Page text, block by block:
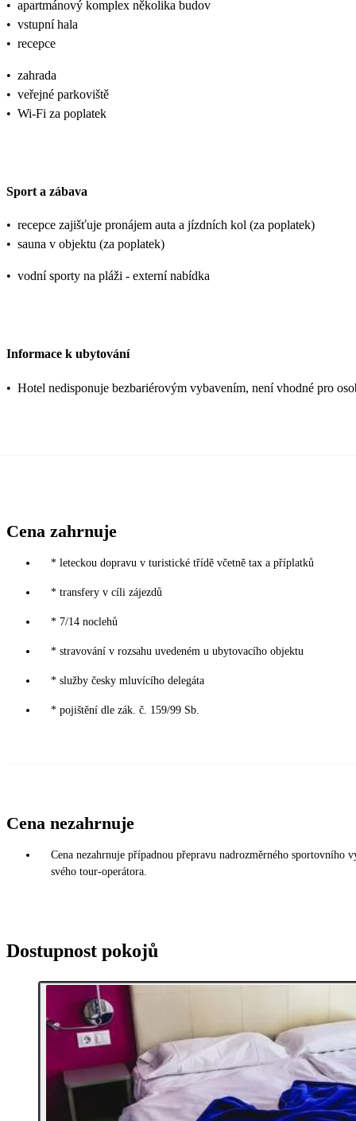
• apartmánový komplex několika budov
• vstupní hala
• recepce
• zahrada
• veřejné parkoviště
• Wi-Fi za poplatek
Sport a zábava
• recepce zajišťuje pronájem auta a jízdních kol (za poplatek)
• sauna v objektu (za poplatek)
• vodní sporty na pláži - externí nabídka
Informace k ubytování
• Hotel nedisponuje bezbariérovým vybavením, není vhodné pro
Cena zahrnuje
* leteckou dopravu v turistické třídě včetně tax a příplatků
* transfery v cíli zájezdů
* 7/14 noclehů
* stravování v rozsahu uvedeném u ubytovacího objektu
* služby česky mluvícího delegáta
* pojištění dle zák. č. 159/99 Sb.
Cena nezahrnuje
Cena nezahrnuje případnou přepravu nadrozměrného
svého tour-operátora.
Dostupnost pokojů